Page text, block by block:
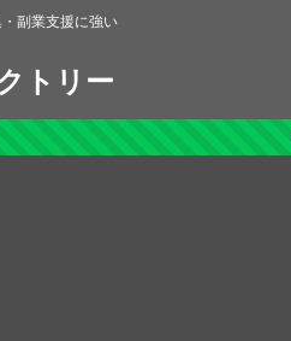
副業支援に強い
トリー